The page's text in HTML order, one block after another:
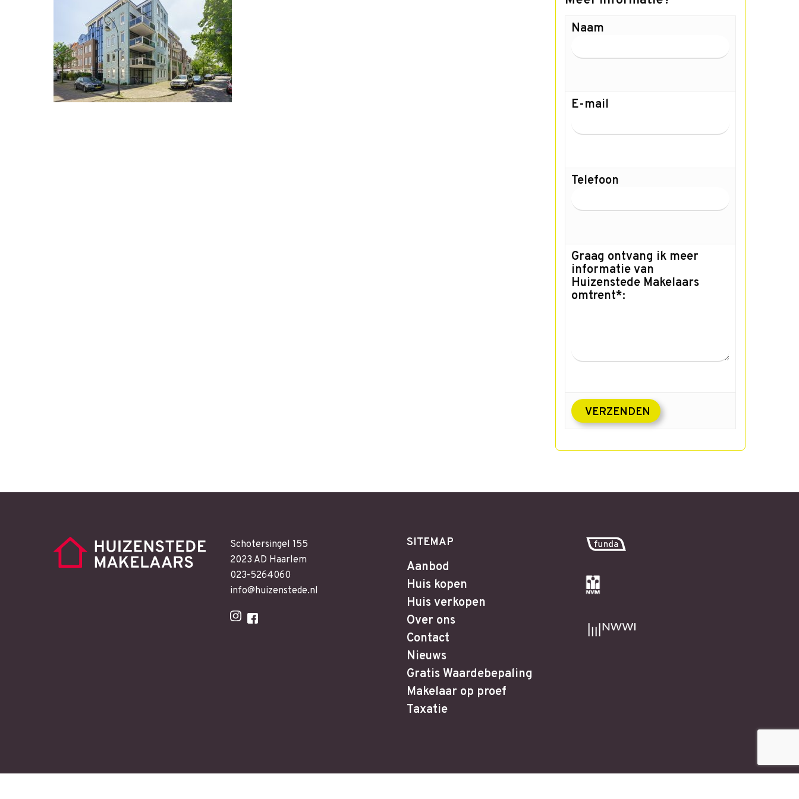
Naam
E-mail
Telefoon
Graag ontvang ik meer
informatie van
Huizenstede Makelaars
omtrent*:
Schotersingel 155
2023 AD Haarlem
023-5264060
info@huizenstede.nl
SITEMAP
Aanbod
Huis kopen
Huis verkopen
Over ons
Contact
Nieuws
Gratis Waardebepaling
Makelaar op proef
Taxatie